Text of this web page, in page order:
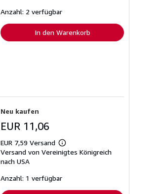
Anzahl: 2 verfügbar
In den Warenkorb
Neu kaufen
EUR 11,06
EUR 7,59 Versand
Weitere
Informationen
Versand von Vereinigtes Königreich
nach USA
Anzahl: 1 verfügbar